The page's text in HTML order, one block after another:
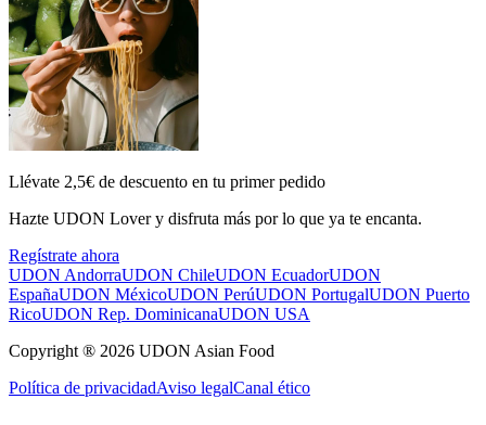
Llévate 2,5€ de descuento en tu primer pedido
Hazte UDON Lover y disfruta más por lo que ya te encanta.
Regístrate ahora
UDON AndorraUDON ChileUDON EcuadorUDON
EspañaUDON MéxicoUDON PerúUDON PortugalUDON Puerto
RicoUDON Rep. DominicanaUDON USA
Copyright ® 2026 UDON Asian Food
Política de privacidadAviso legalCanal ético